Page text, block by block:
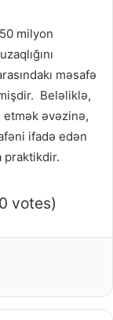
milyon
məsafə
Beləliklə,
əvəzinə,
ifadə edən
praktikdir.
votes)